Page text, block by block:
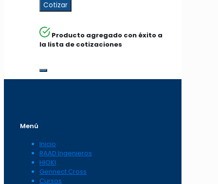
Cotizar
Producto agregado con éxito a
la lista de cotizaciones
Menú
Inicio
RAAD Ingenieros
HIOKI
Gennect Cross
Cursos